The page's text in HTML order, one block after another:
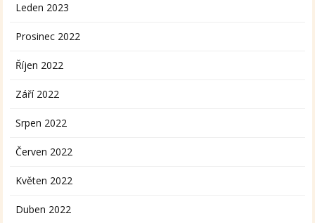
Leden 2023
Prosinec 2022
Říjen 2022
Září 2022
Srpen 2022
Červen 2022
Květen 2022
Duben 2022